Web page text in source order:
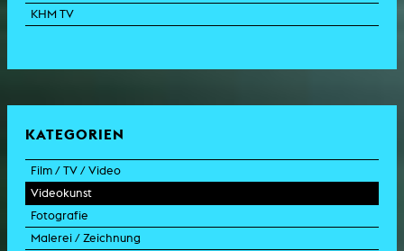
KHM TV
KATEGORIEN
Film / TV / Video
Spielfilm
Dokumentarfilm
Doku-Drama
Videokunst
Experimentalfilm
Videoarbeit
Fotografie
Fotoarbeit
Malerei / Zeichnung